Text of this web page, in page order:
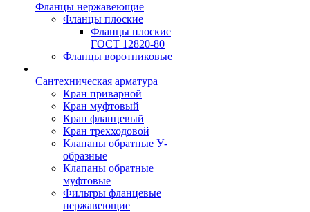
Фланцы нержавеющие
Фланцы плоские
Фланцы плоские
ГОСТ 12820-80
Фланцы воротниковые
Сантехническая арматура
Кран приварной
Кран муфтовый
Кран фланцевый
Кран трехходовой
Клапаны обратные У-
образные
Клапаны обратные
муфтовые
Фильтры фланцевые
нержавеющие